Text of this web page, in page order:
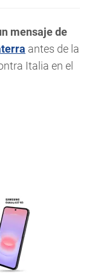
mensaje de
antes de la
Italia en el